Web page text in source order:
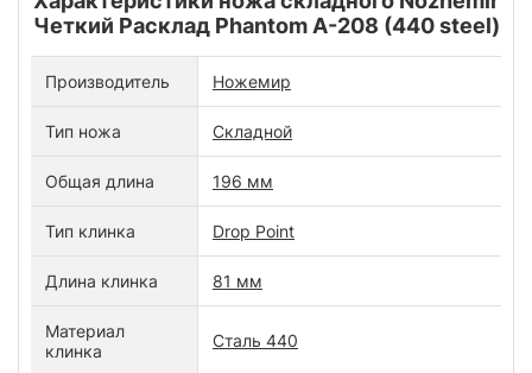
Четкий Расклад Phantom A-208 (440 steel)
Производитель Ножемир
Тип ножа Складной
Общая длина 196 мм
Тип клинка Drop Point
Длина клинка 81 мм
Материал
клинка
Сталь 440